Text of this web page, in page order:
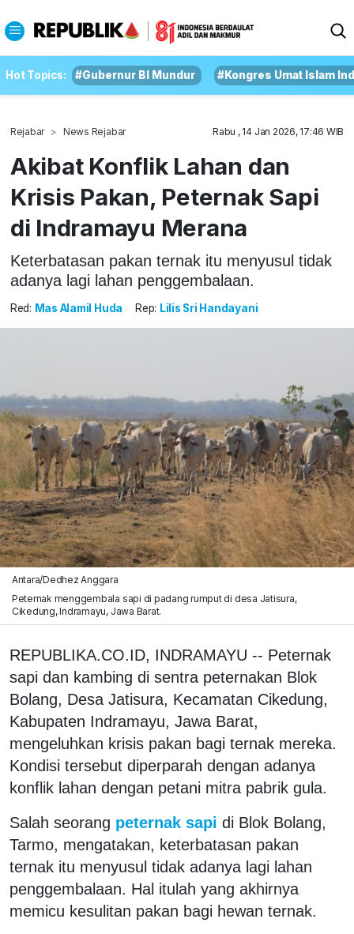
Hot Topics: #Gubernur BI Mundur #Kongres Umat Islam
Rejabar News Rejabar Rabu , 14 Jan 2026, 17:46 WIB
Akibat Konflik Lahan dan
Krisis Pakan, Peternak Sapi
di Indramayu Merana
Keterbatasan pakan ternak itu menyusul tidak
adanya lagi lahan penggembalaan.
Red: Mas Alamil Huda Rep: Lilis Sri Handayani
Antara/Dedhez Anggara
Peternak menggembala sapi di padang rumput di desa Jatisura,
Cikedung, Indramayu, Jawa Barat.
REPUBLIKA.CO.ID, INDRAMAYU -- Peternak
sapi dan kambing di sentra peternakan Blok
Bolang, Desa Jatisura, Kecamatan Cikedung,
Kabupaten Indramayu, Jawa Barat,
mengeluhkan krisis pakan bagi ternak mereka.
Kondisi tersebut diperparah dengan adanya
konflik lahan dengan petani mitra pabrik gula.
Salah seorang peternak sapi di Blok Bolang,
Tarmo, mengatakan, keterbatasan pakan
ternak itu menyusul tidak adanya lagi lahan
penggembalaan. Hal itulah yang akhirnya
memicu kesulitan pakan bagi hewan ternak.